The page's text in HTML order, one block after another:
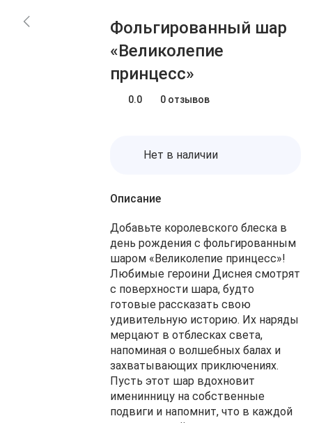
Блог
О нас
Заказы
Фольгированный шар
«Великолепие
принцесс»
0.0 0 отзывов
Нет в наличии
Описание
Добавьте королевского блеска в
день рождения с фольгированным
шаром «Великолепие принцесс»!
Любимые героини Диснея смотрят
с поверхности шара, будто
готовые рассказать свою
удивительную историю. Их наряды
мерцают в отблесках света,
напоминая о волшебных балах и
захватывающих приключениях.
Пусть этот шар вдохновит
именинницу на собственные
подвиги и напомнит, что в каждой